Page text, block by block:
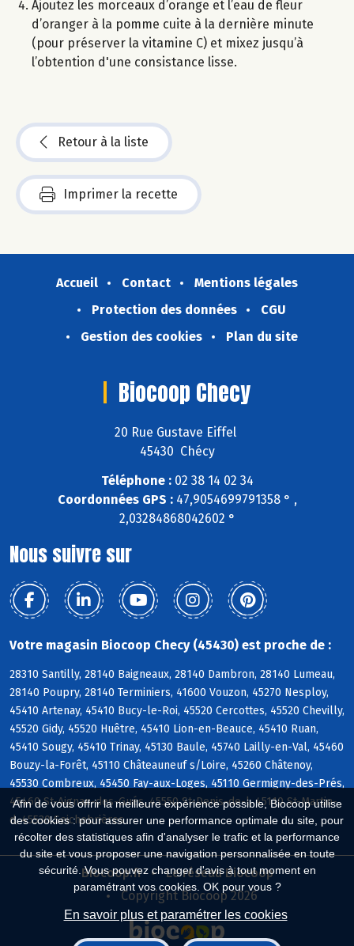
Afin de vous offrir la meilleure expérience possible, Biocoop utilise
des cookies : pour assurer une performance optimale du site, pour
récolter des statistiques afin d'analyser le trafic et la performance
du site et vous proposer une navigation personnalisée en toute
sécurité. Vous pouvez changer d'avis à tout moment en
paramétrant vos cookies. OK pour vous ?
En savoir plus et paramétrer les cookies
Ajoutez les morceaux d’orange et l’eau de fleur
d’oranger à la pomme cuite à la dernière minute
(pour préserver la vitamine C) et mixez jusqu’à
l’obtention d'une consistance lisse.
Retour à la liste
Imprimer la recette
Accueil Contact
Mentions légales
Protection des données
CGU
Gestion des cookies
Plan du site
Biocoop Checy
20 Rue Gustave Eiffel
45430 Chécy
Téléphone :02 38 14 02 34
Coordonnées GPS :47,9054699791358 ° ,
2,03284868042602 °
Nous suivre sur
Votre magasin Biocoop Checy (45430) est proche de :
28310 Santilly, 28140 Baigneaux, 28140 Dambron, 28140 Lumeau,
28140 Poupry, 28140 Terminiers, 41600 Vouzon, 45270 Nesploy,
45410 Artenay, 45410 Bucy-le-Roi, 45520 Cercottes, 45520 Chevilly,
45520 Gidy, 45520 Huêtre, 45410 Lion-en-Beauce, 45410 Ruan,
45410 Sougy, 45410 Trinay, 45130 Baule, 45740 Lailly-en-Val, 45460
Bouzy-la-Forêt, 45110 Châteauneuf s/Loire, 45260 Châtenoy,
45530 Combreux, 45450 Fay-aux-Loges, 45110 Germigny-des-Prés,
45460 St-Aignan-des-Gués, 45550 St-Denis-de-l, 45110 St-Martin-
d, 45530 Seichebrières
Biocoop.fr
Le réseau Biocoop
Copyright Biocoop 2026